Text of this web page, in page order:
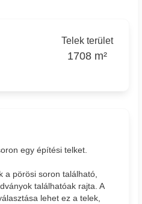
Telek terület
1708 m²
egy építési telket.
a pörösi soron található,
találhatóak rajta. A
lehet ez a telek,